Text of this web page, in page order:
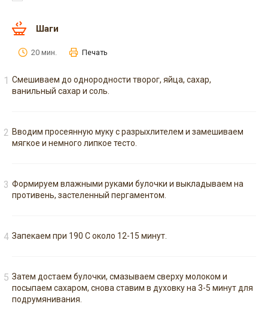
Шаги
20 мин. Печать
Смешиваем до однородности творог, яйца, сахар,
ванильный сахар и соль.
Вводим просеянную муку с разрыхлителем и замешиваем
мягкое и немного липкое тесто.
Формируем влажными руками булочки и выкладываем на
противень, застеленный пергаментом.
Запекаем при 190 С около 12-15 минут.
Затем достаем булочки, смазываем сверху молоком и
посыпаем сахаром, снова ставим в духовку на 3-5 минут для
подрумянивания.